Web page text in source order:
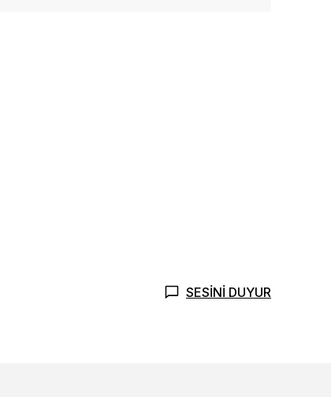
SESİNİ DUYUR